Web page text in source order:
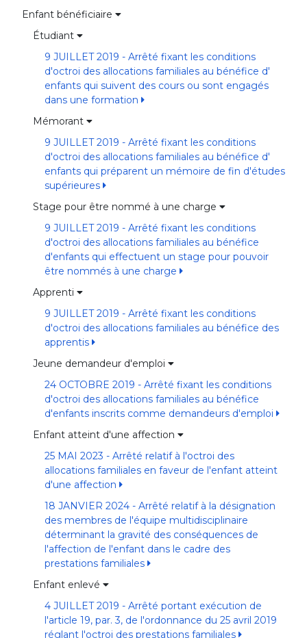
Enfant bénéficiaire
Étudiant
9 JUILLET 2019 - Arrêté fixant les conditions
d'octroi des allocations familiales au bénéfice d'
enfants qui suivent des cours ou sont engagés
dans une formation
Mémorant
9 JUILLET 2019 - Arrêté fixant les conditions
d'octroi des allocations familiales au bénéfice d'
enfants qui préparent un mémoire de fin d'études
supérieures
Stage pour être nommé à une charge
9 JUILLET 2019 - Arrêté fixant les conditions
d'octroi des allocations familiales au bénéfice
d'enfants qui effectuent un stage pour pouvoir
être nommés à une charge
Apprenti
9 JUILLET 2019 - Arrêté fixant les conditions
d'octroi des allocations familiales au bénéfice des
apprentis
Jeune demandeur d'emploi
24 OCTOBRE 2019 - Arrêté fixant les conditions
d'octroi des allocations familiales au bénéfice
d'enfants inscrits comme demandeurs d'emploi
Enfant atteint d'une affection
25 MAI 2023 - Arrêté relatif à l'octroi des
allocations familiales en faveur de l'enfant atteint
d'une affection
18 JANVIER 2024 - Arrêté relatif à la désignation
des membres de l'équipe multidisciplinaire
déterminant la gravité des conséquences de
l'affection de l'enfant dans le cadre des
prestations familiales
Enfant enlevé
4 JUILLET 2019 - Arrêté portant exécution de
l'article 19, par. 3, de l'ordonnance du 25 avril 2019
réglant l'octroi des prestations familiales